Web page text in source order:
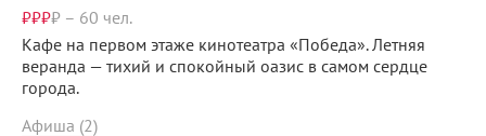
₽₽₽₽ – 60 чел.
Кафе на первом этаже кинотеатра «Победа». Летняя
веранда — тихий и спокойный оазис в самом сердце
города.
Афиша (2)